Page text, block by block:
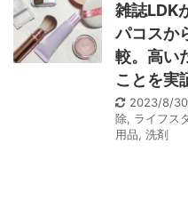
雑誌LDK
パコスか
較。高い
ことを実
2023/8/30
除, ライフス
用品, 洗剤